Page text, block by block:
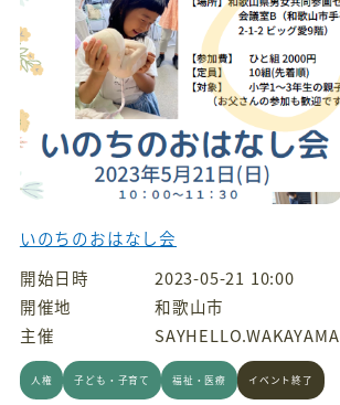
いのちのおはなし会
開始日時
2023-05-21 10:00
開催地
和歌山市
主催
SAYHELLO.WAKAYAMA
人権 子ども・子育て 福祉・医療 イベント終了